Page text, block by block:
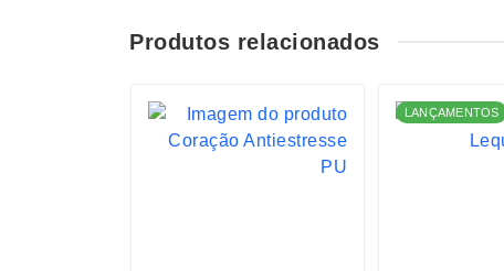
Produtos relacionados
LANÇAMENTOS